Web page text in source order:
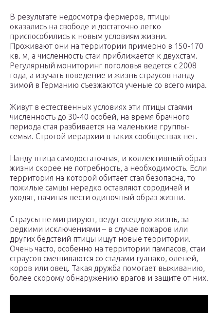
В результате недосмотра фермеров, птицы
оказались на свободе и достаточно легко
приспособились к новым условиям жизни.
Проживают они на территории примерно в 150-170
кв. м, а численность стаи приближается к двухстам.
Регулярный мониторинг поголовья ведется с 2008
года, а изучать поведение и жизнь страусов нанду
зимой в Германию съезжаются ученые со всего мира.
Живут в естественных условиях эти птицы стаями
численность до 30-40 особей, на время брачного
периода стая разбивается на маленькие группы-
семьи. Строгой иерархии в таких сообществах нет.
Нанду птица самодостаточная, и коллективный образ
жизни скорее не потребность, а необходимость. Если
территория на которой обитает стая безопасна, то
пожилые самцы нередко оставляют сородичей и
уходят, начиная вести одиночный образ жизни.
Страусы не мигрируют, ведут оседлую жизнь, за
редкими исключениями – в случае пожаров или
других бедствий птицы ищут новые территории.
Очень часто, особенно на территории пампасов, стаи
страусов смешиваются со стадами гуанако, оленей,
коров или овец. Такая дружба помогает выживанию,
более скорому обнаружению врагов и защите от них.